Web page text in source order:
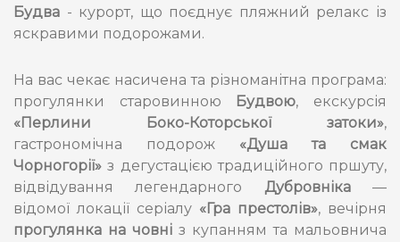
Будва - курорт, що поєднує пляжний релакс із
яскравими подорожами.
На вас чекає насичена та різноманітна програма:
прогулянки старовинною Будвою, екскурсія
«Перлини Боко-Которської затоки»,
гастрономічна подорож «Душа та смак
Чорногорії» з дегустацією традиційного пршуту,
відвідування легендарного Дубровніка—
відомої локації серіалу «Гра престолів», вечірня
прогулянка на човні з купанням та мальовнича